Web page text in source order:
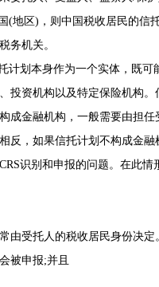
(地区)，则中国税收居民的
务机关。
划本身作为一个实体，既可
投资机构以及特定保险机构
成金融机构，一般需要由担
反，如果信托计划不构成金
识别和申报的问题。在此
受托人的税收居民身份决定
被申报;并且